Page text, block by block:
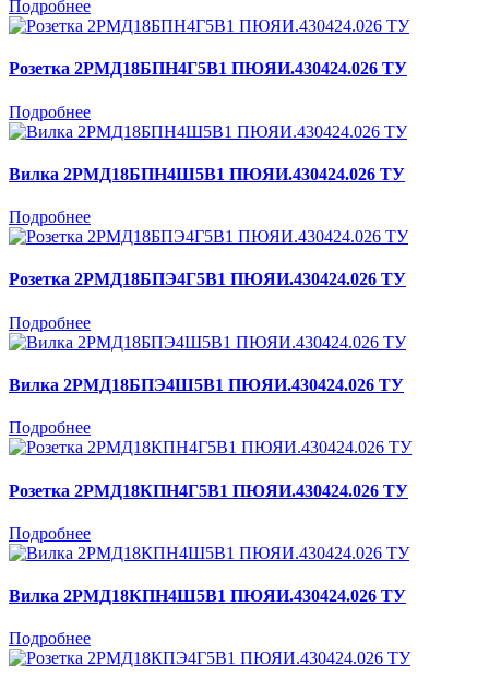
Подробнее
Розетка 2РМД18БПН4Г5В1 ПЮЯИ.430424.026 ТУ
Подробнее
Вилка 2РМД18БПН4Ш5В1 ПЮЯИ.430424.026 ТУ
Подробнее
Розетка 2РМД18БПЭ4Г5В1 ПЮЯИ.430424.026 ТУ
Подробнее
Вилка 2РМД18БПЭ4Ш5В1 ПЮЯИ.430424.026 ТУ
Подробнее
Розетка 2РМД18КПН4Г5В1 ПЮЯИ.430424.026 ТУ
Подробнее
Вилка 2РМД18КПН4Ш5В1 ПЮЯИ.430424.026 ТУ
Подробнее